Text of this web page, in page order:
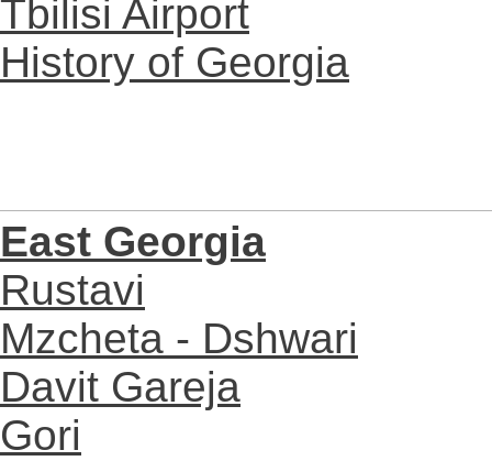
Tbilisi Airport
History of Georgia
East Georgia
Rustavi
Mzcheta - Dshwari
Davit Gareja
Gori